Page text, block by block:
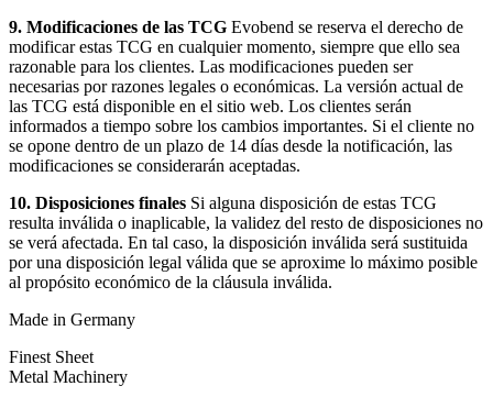
9. Modificaciones de las TCG Evobend se reserva el derecho de
modificar estas TCG en cualquier momento, siempre que ello sea
razonable para los clientes. Las modificaciones pueden ser
necesarias por razones legales o económicas. La versión actual de
las TCG está disponible en el sitio web. Los clientes serán
informados a tiempo sobre los cambios importantes. Si el cliente no
se opone dentro de un plazo de 14 días desde la notificación, las
modificaciones se considerarán aceptadas.
10. Disposiciones finales Si alguna disposición de estas TCG
resulta inválida o inaplicable, la validez del resto de disposiciones no
se verá afectada. En tal caso, la disposición inválida será sustituida
por una disposición legal válida que se aproxime lo máximo posible
al propósito económico de la cláusula inválida.
Made in Germany
Finest Sheet
Metal Machinery